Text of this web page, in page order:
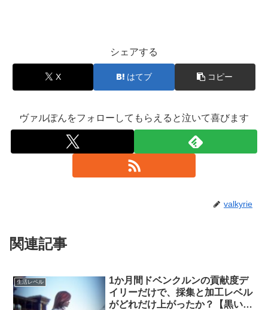
シェアする
X はてブ コピー
ヴァルぽんをフォローしてもらえると泣いて喜びます
valkyrie
関連記事
生活レベル
1か月間ドベンクルンの貢献度デ
イリーだけで、採集と加工レベル
がどれだけ上がったか？【黒い砂